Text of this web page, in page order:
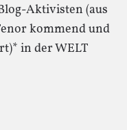
Aktivisten (aus
kommend und
in der WELT